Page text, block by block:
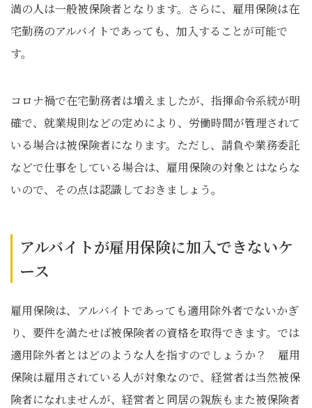
満の人は一般被保険者となります。さらに、雇用保険は在
宅勤務のアルバイトであっても、加入することが可能で
す。
コロナ禍で在宅勤務者は増えましたが、指揮命令系統が明
確で、就業規則などの定めにより、労働時間が管理されて
いる場合は被保険者になります。ただし、請負や業務委託
などで仕事をしている場合は、雇用保険の対象とはならな
いので、その点は認識しておきましょう。
アルバイトが雇用保険に加入できないケ
ース
雇用保険は、アルバイトであっても適用除外者でないかぎ
り、要件を満たせば被保険者の資格を取得できます。では
適用除外者とはどのような人を指すのでしょうか？ 雇用
保険は雇用されている人が対象なので、経営者は当然被保
険者になれませんが、経営者と同居の親族もまた被保険者